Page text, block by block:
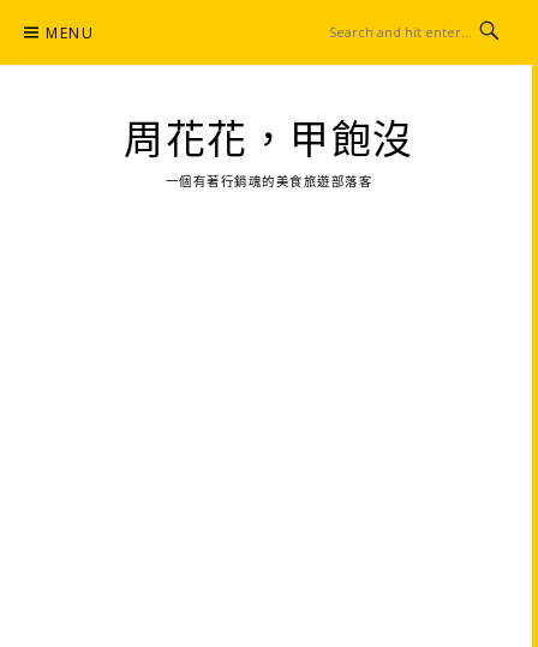
content
MENU
周花花，甲飽沒
一個有著行銷魂的美食旅遊部落客